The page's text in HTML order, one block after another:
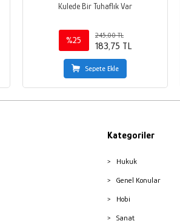
Kulede Bir Tuhaflık Var
%25
245,00 TL
183,75 TL
Sepete Ekle
Kategoriler
Hukuk
Genel Konular
Hobi
Sanat